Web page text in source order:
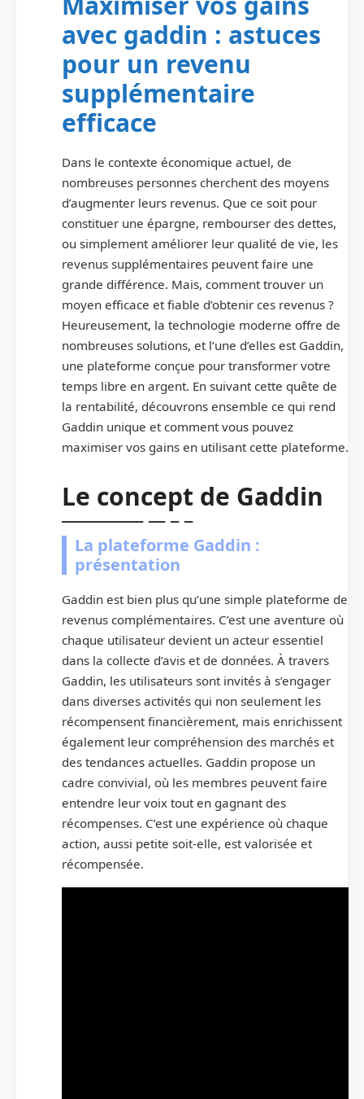
avec gaddin : astuces
pour un revenu
supplémentaire
efficace
Dans le contexte économique actuel, de
nombreuses personnes cherchent des moyens
d’augmenter leurs revenus. Que ce soit pour
constituer une épargne, rembourser des dettes,
ou simplement améliorer leur qualité de vie, les
revenus supplémentaires peuvent faire une
grande différence. Mais, comment trouver un
moyen efficace et fiable d’obtenir ces revenus ?
Heureusement, la technologie moderne offre de
nombreuses solutions, et l’une d’elles est Gaddin,
une plateforme conçue pour transformer votre
temps libre en argent. En suivant cette quête de
la rentabilité, découvrons ensemble ce qui rend
Gaddin unique et comment vous pouvez
maximiser vos gains en utilisant cette plateforme.
Le concept de Gaddin
La plateforme Gaddin :
présentation
Gaddin est bien plus qu’une simple plateforme de
revenus complémentaires. C’est une aventure où
chaque utilisateur devient un acteur essentiel
dans la collecte d’avis et de données. À travers
Gaddin, les utilisateurs sont invités à s’engager
dans diverses activités qui non seulement les
récompensent financièrement, mais enrichissent
également leur compréhension des marchés et
des tendances actuelles. Gaddin propose un
cadre convivial, où les membres peuvent faire
entendre leur voix tout en gagnant des
récompenses. C’est une expérience où chaque
action, aussi petite soit-elle, est valorisée et
récompensée.